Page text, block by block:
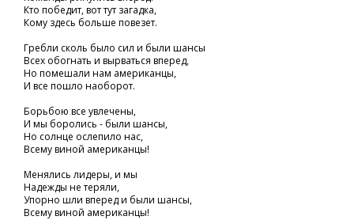
Кто победит, вот тут загадка,
Кому здесь больше повезет.
Гребли сколь было сил и были шансы
Всех обогнать и вырваться вперед,
Но помешали нам американцы,
И все пошло наоборот.
Борьбою все увлечены,
И мы боролись - были шансы,
Но солнце ослепило нас,
Всему виной американцы!
Менялись лидеры, и мы
Надежды не теряли,
Упорно шли вперед и были шансы,
Всему виной американцы!